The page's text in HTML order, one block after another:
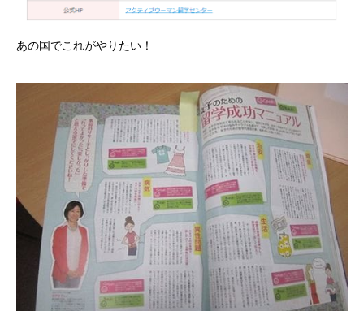
あの国でこれがやりたい！